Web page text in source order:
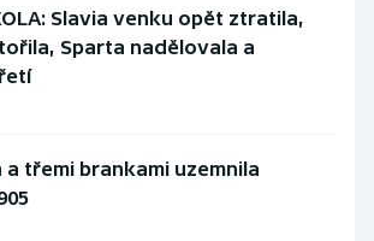
Slavia venku opět ztratila,
Sparta nadělovala a
a třemi brankami uzemnila